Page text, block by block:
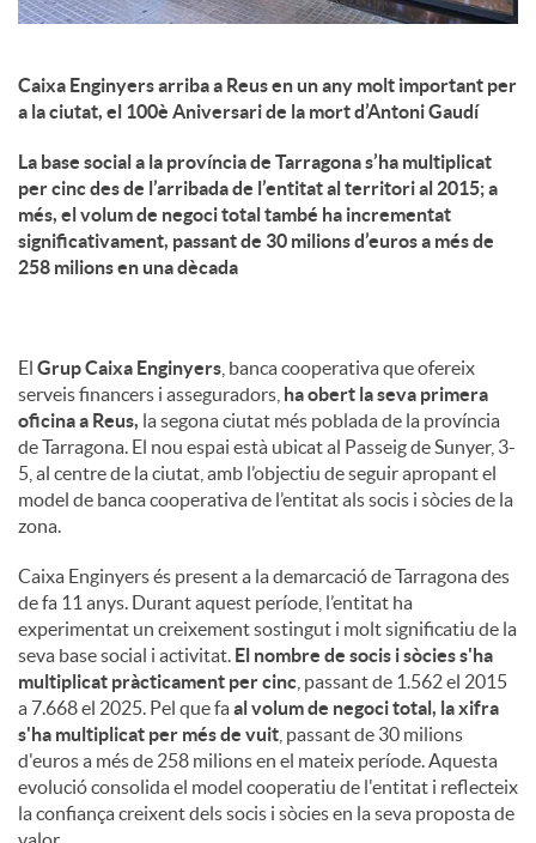
Caixa Enginyers arriba a Reus en un any molt important per
a la ciutat, el 100è Aniversari de la mort d’Antoni Gaudí
La base social a la província de Tarragona s’ha multiplicat
per cinc des de l’arribada de l’entitat al territori al 2015; a
més, el volum de negoci total també ha incrementat
significativament, passant de 30 milions d’euros a més de
258 milions en una dècada
El Grup Caixa Enginyers , banca cooperativa que ofereix
serveis financers i asseguradors, ha obert la seva primera
oficina a Reus, la segona ciutat més poblada de la província
de Tarragona. El nou espai està ubicat al Passeig de Sunyer, 3-
5, al centre de la ciutat, amb l’objectiu de seguir apropant el
model de banca cooperativa de l’entitat als socis i sòcies de la
zona.
Caixa Enginyers és present a la demarcació de Tarragona des
de fa 11 anys. Durant aquest període, l’entitat ha
experimentat un creixement sostingut i molt significatiu de la
seva base social i activitat. El nombre de socis i sòcies s'ha
multiplicat pràcticament per cinc , passant de 1.562 el 2015
a 7.668 el 2025. Pel que faal volum de negoci total, la xifra
s'ha multiplicat per més de vuit , passant de 30 milions
d'euros a més de 258 milions en el mateix període. Aquesta
evolució consolida el model cooperatiu de l'entitat i reflecteix
la confiança creixent dels socis i sòcies en la seva proposta de